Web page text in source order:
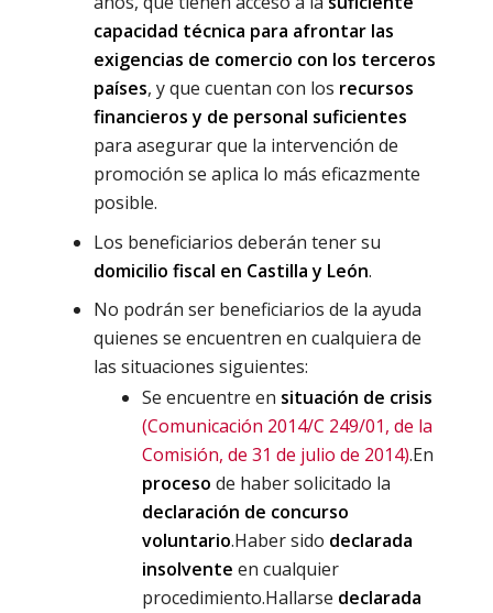
capacidad técnica para afrontar las
exigencias de comercio con los terceros
países, y que cuentan con los recursos
financieros y de personal suficientes
para asegurar que la intervención de
promoción se aplica lo más eficazmente
posible.
Los beneficiarios deberán tener su
domicilio fiscal en Castilla y León.
No podrán ser beneficiarios de la ayuda
quienes se encuentren en cualquiera de
las situaciones siguientes:
Se encuentre en situación de crisis
(Comunicación 2014/C 249/01, de la
Comisión, de 31 de julio de 2014).En
proceso de haber solicitado la
declaración de concurso
voluntario.Haber sido declarada
insolvente en cualquier
procedimiento.Hallarse declarada